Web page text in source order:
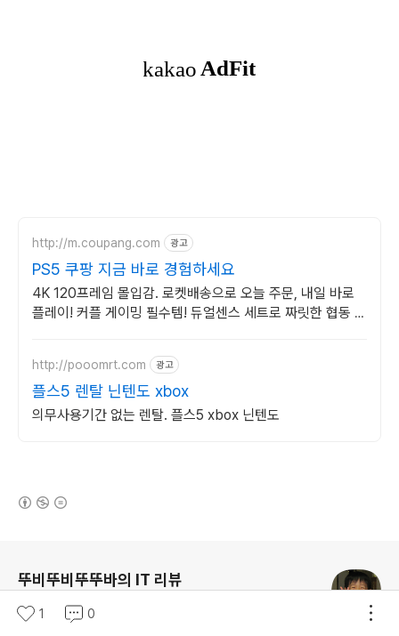
http://m.coupang.com 광고
PS5 쿠팡 지금 바로 경험하세요
4K 120프레임 몰입감. 로켓배송으로 오늘 주문, 내일 바로
플레이! 커플 게이밍 필수템! 듀얼센스 세트로 짜릿한 협동 플
http://pooomrt.com 광고
플스5 렌탈 닌텐도 xbox
의무사용기간 없는 렌탈. 플스5 xbox 닌텐도
뚜비뚜비뚜뚜바의 IT 리뷰
분야 크리에이터
1 0